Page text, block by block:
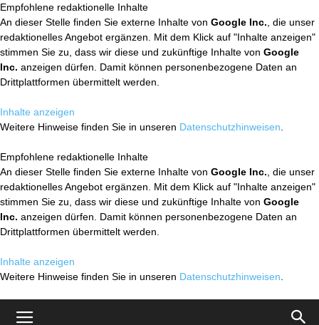
Empfohlene redaktionelle Inhalte
An dieser Stelle finden Sie externe Inhalte von Google Inc. , die unser
redaktionelles Angebot ergänzen. Mit dem Klick auf "Inhalte anzeigen"
stimmen Sie zu, dass wir diese und zukünftige Inhalte von Google
Inc. anzeigen dürfen. Damit können personenbezogene Daten an
Drittplattformen übermittelt werden.
Inhalte anzeigen
Weitere Hinweise finden Sie in unseren Datenschutzhinweisen
Empfohlene redaktionelle Inhalte
An dieser Stelle finden Sie externe Inhalte von Google Inc. , die unser
redaktionelles Angebot ergänzen. Mit dem Klick auf "Inhalte anzeigen"
stimmen Sie zu, dass wir diese und zukünftige Inhalte von Google
Inc. anzeigen dürfen. Damit können personenbezogene Daten an
Drittplattformen übermittelt werden.
Inhalte anzeigen
Weitere Hinweise finden Sie in unseren Datenschutzhinweisen